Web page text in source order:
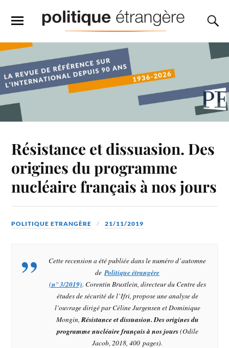
Résistance et dissuasion. Des
origines du programme
nucléaire français à nos jours
POLITIQUE ETRANGÈRE 21/11/2019
Cette recension a été publiée dans le numéro d’automne
dePolitique étrangère
(n° 3/2019). Corentin Brustlein, directeur du Centre des
études de sécurité de l’Ifri, propose une analyse de
l’ouvrage dirigé par Céline Jurgensen et Dominique
Mongin,Résistance et dissuasion. Des origines du
programme nucléaire français à nos jours(Odile
Jacob, 2018, 400 pages).